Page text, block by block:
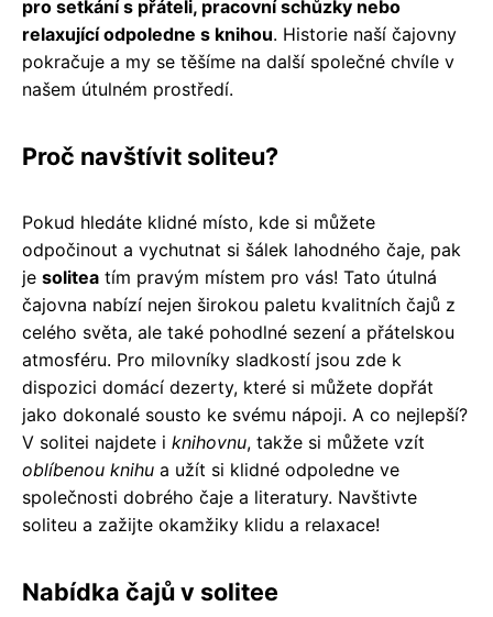
pro setkání s přáteli, pracovní schůzky nebo
relaxující odpoledne s knihou. Historie naší čajovny
pokračuje a my se těšíme na další společné chvíle v
našem útulném prostředí.
Proč navštívit soliteu?
Pokud hledáte klidné místo, kde si můžete
odpočinout a vychutnat si šálek lahodného čaje, pak
je solitea tím pravým místem pro vás! Tato útulná
čajovna nabízí nejen širokou paletu kvalitních čajů z
celého světa, ale také pohodlné sezení a přátelskou
atmosféru. Pro milovníky sladkostí jsou zde k
dispozici domácí dezerty, které si můžete dopřát
jako dokonalé sousto ke svému nápoji. A co nejlepší?
V solitei najdete i knihovnu, takže si můžete vzít
oblíbenou knihu a užít si klidné odpoledne ve
společnosti dobrého čaje a literatury. Navštivte
soliteu a zažijte okamžiky klidu a relaxace!
Nabídka čajů v solitee